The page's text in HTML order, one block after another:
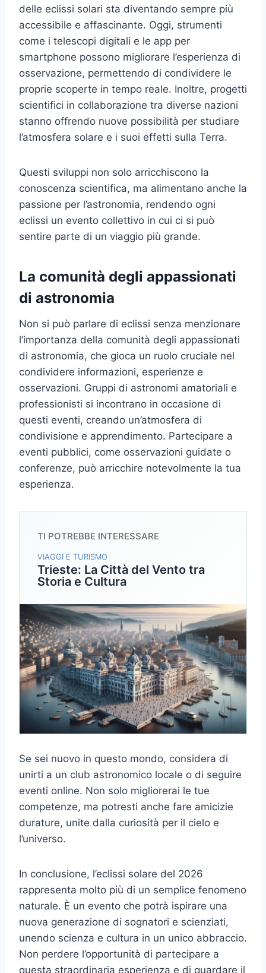
delle eclissi solari sta diventando sempre più
accessibile e affascinante. Oggi, strumenti
come i telescopi digitali e le app per
smartphone possono migliorare l’esperienza di
osservazione, permettendo di condividere le
proprie scoperte in tempo reale. Inoltre, progetti
scientifici in collaborazione tra diverse nazioni
stanno offrendo nuove possibilità per studiare
l’atmosfera solare e i suoi effetti sulla Terra.
Questi sviluppi non solo arricchiscono la
conoscenza scientifica, ma alimentano anche la
passione per l’astronomia, rendendo ogni
eclissi un evento collettivo in cui ci si può
sentire parte di un viaggio più grande.
La comunità degli appassionati
di astronomia
Non si può parlare di eclissi senza menzionare
l’importanza della comunità degli appassionati
di astronomia, che gioca un ruolo cruciale nel
condividere informazioni, esperienze e
osservazioni. Gruppi di astronomi amatoriali e
professionisti si incontrano in occasione di
questi eventi, creando un’atmosfera di
condivisione e apprendimento. Partecipare a
eventi pubblici, come osservazioni guidate o
conferenze, può arricchire notevolmente la tua
esperienza.
TI POTREBBE INTERESSARE
VIAGGI E TURISMO
Trieste: La Città del Vento tra
Storia e Cultura
Se sei nuovo in questo mondo, considera di
unirti a un club astronomico locale o di seguire
eventi online. Non solo migliorerai le tue
competenze, ma potresti anche fare amicizie
durature, unite dalla curiosità per il cielo e
l’universo.
In conclusione, l’eclissi solare del 2026
rappresenta molto più di un semplice fenomeno
naturale. È un evento che potrà ispirare una
nuova generazione di sognatori e scienziati,
unendo scienza e cultura in un unico abbraccio.
Non perdere l’opportunità di partecipare a
questa straordinaria esperienza e di guardare il